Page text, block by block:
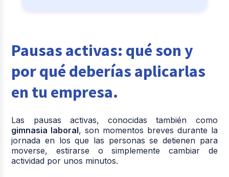
Pausas activas: qué son y
por qué deberías aplicarlas
en tu empresa.
Las pausas activas, conocidas también como
gimnasia laboral, son momentos breves durante la
jornada en los que las personas se detienen para
moverse, estirarse o simplemente cambiar de
actividad por unos minutos.